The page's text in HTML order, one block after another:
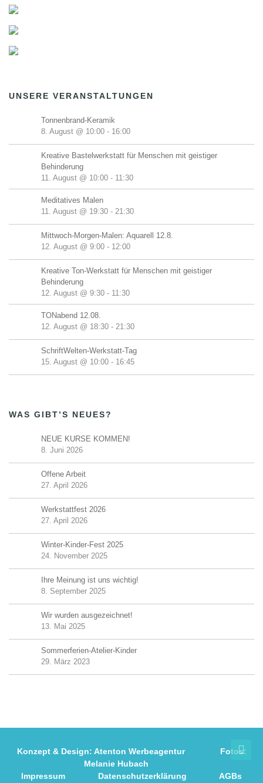
UNSERE VERANSTALTUNGEN
Tonnenbrand-Keramik
8. August @ 10:00 - 16:00
Kreative Bastelwerkstatt für Menschen mit geistiger
Behinderung
11. August @ 10:00 - 11:30
Meditatives Malen
11. August @ 19:30 - 21:30
Mittwoch-Morgen-Malen: Aquarell 12.8.
12. August @ 9:00 - 12:00
Kreative Ton-Werkstatt für Menschen mit geistiger
Behinderung
12. August @ 9:30 - 11:30
TONabend 12.08.
12. August @ 18:30 - 21:30
SchriftWelten-Werkstatt-Tag
15. August @ 10:00 - 16:45
WAS GIBT’S NEUES?
NEUE KURSE KOMMEN!
8. Juni 2026
Offene Arbeit
27. April 2026
Werkstattfest 2026
27. April 2026
Winter-Kinder-Fest 2025
24. November 2025
Ihre Meinung ist uns wichtig!
8. September 2025
Wir wurden ausgezeichnet!
13. Mai 2025
Sommerferien-Atelier-Kinder
29. März 2023
Konzept & Design: Atenton WerbeagenturFotos:
Melanie Hubach
Impressum
Datenschutzerklärung AGBs